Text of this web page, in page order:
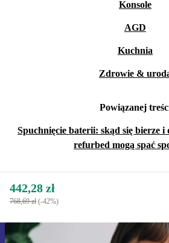
Konsole
AGD
Kuchnia
Zdrowie &
Powiązanej
Spuchnięcie baterii: skąd się bierze
refurbed mogą spać
442,28 zł
768,69 zł (-42%)